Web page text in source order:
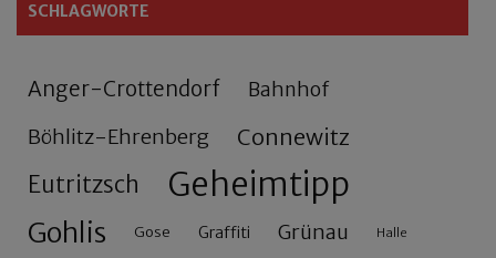
SCHLAGWORTE
Anger-Crottendorf Bahnhof
Böhlitz-Ehrenberg Connewitz
Eutritzsch Geheimtipp
Gohlis Gose Graffiti Grünau Halle